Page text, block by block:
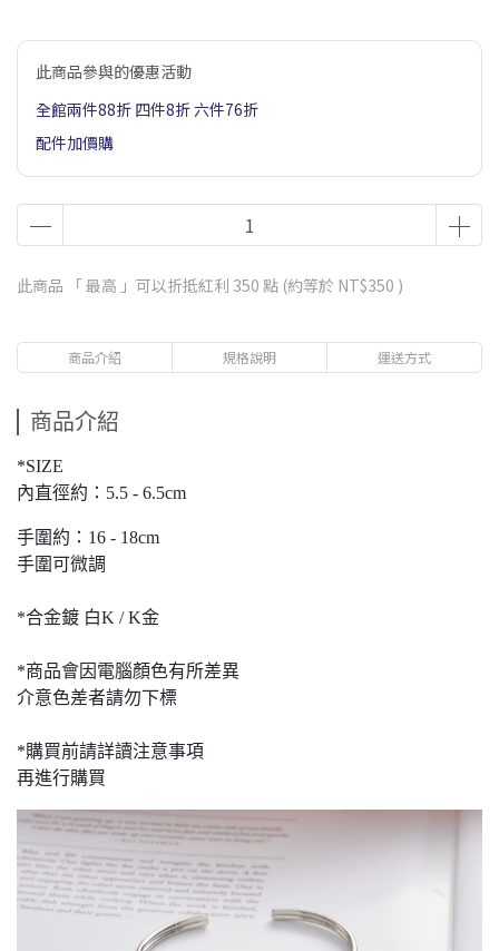
此商品參與的優惠活動
全館兩件88折 四件8折 六件76折
配件加價購
此商品 「 最高 」可以折抵紅利 350 點 (約等於 NT$350 )
商品介紹 規格說明 運送方式
商品介紹
*SIZE
內直徑約：5.5 - 6.5cm
手圍約：16 - 18cm
手圍可微調
*合金鍍 白K / K金
*商品會因電腦顏色有所差異
介意色差者請勿下標
*購買前請詳讀注意事項
再進行購買